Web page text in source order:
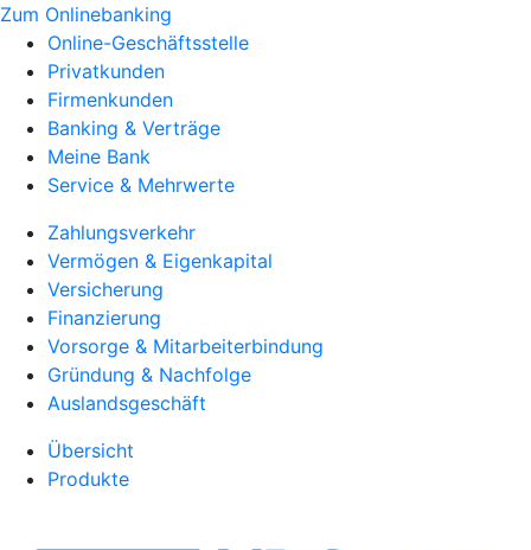
Zum Onlinebanking
Online-Geschäftsstelle
Privatkunden
Firmenkunden
Banking & Verträge
Meine Bank
Service & Mehrwerte
Zahlungsverkehr
Vermögen & Eigenkapital
Versicherung
Finanzierung
Vorsorge & Mitarbeiterbindung
Gründung & Nachfolge
Auslandsgeschäft
Übersicht
Produkte